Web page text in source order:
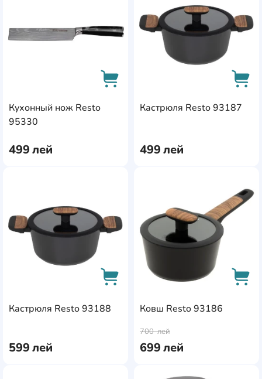
Кухонный нож Resto
95330
499лей
Кастрюля Resto 93187
499лей
Кастрюля Resto 93188
599лей
Ковш Resto 93186
699лей
700лей